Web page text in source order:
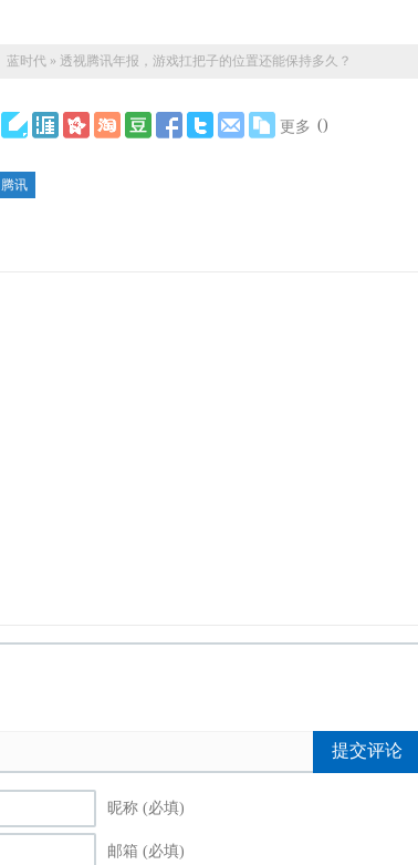
蓝时代 » 透视腾讯年报，游戏扛把子的位置还能保持多久？
更多 ()
腾讯
提交评论
昵称 (必填)
邮箱 (必填)